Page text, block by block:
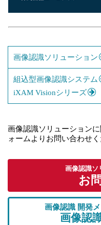
画像認識ソリューション
組込型画像認識システム
iXAM Visionシリーズ
画像認識ソリューション
ォームよりお問い合わせく
画像認識ソ
お
画像認識 開発
画像認